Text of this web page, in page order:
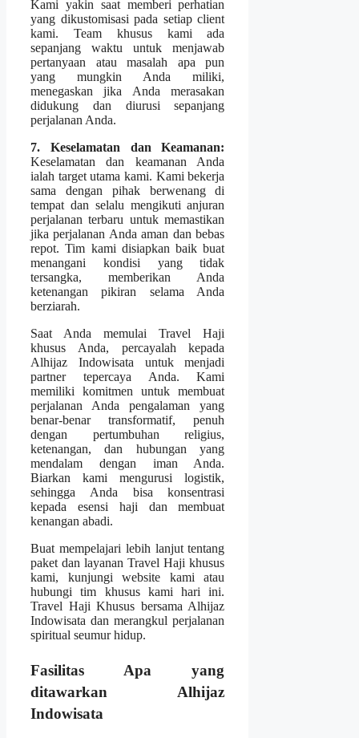
Kami yakin saat memberi perhatian
yang dikustomisasi pada setiap client
kami. Team khusus kami ada
sepanjang waktu untuk menjawab
pertanyaan atau masalah apa pun
yang mungkin Anda miliki,
menegaskan jika Anda merasakan
didukung dan diurusi sepanjang
perjalanan Anda.
7. Keselamatan dan Keamanan:
Keselamatan dan keamanan Anda
ialah target utama kami. Kami bekerja
sama dengan pihak berwenang di
tempat dan selalu mengikuti anjuran
perjalanan terbaru untuk memastikan
jika perjalanan Anda aman dan bebas
repot. Tim kami disiapkan baik buat
menangani kondisi yang tidak
tersangka, memberikan Anda
ketenangan pikiran selama Anda
berziarah.
Saat Anda memulai Travel Haji
khusus Anda, percayalah kepada
Alhijaz Indowisata untuk menjadi
partner tepercaya Anda. Kami
memiliki komitmen untuk membuat
perjalanan Anda pengalaman yang
benar-benar transformatif, penuh
dengan pertumbuhan religius,
ketenangan, dan hubungan yang
mendalam dengan iman Anda.
Biarkan kami mengurusi logistik,
sehingga Anda bisa konsentrasi
kepada esensi haji dan membuat
kenangan abadi.
Buat mempelajari lebih lanjut tentang
paket dan layanan Travel Haji khusus
kami, kunjungi website kami atau
hubungi tim khusus kami hari ini.
Travel Haji Khusus bersama Alhijaz
Indowisata dan merangkul perjalanan
spiritual seumur hidup.
Fasilitas Apa yang
ditawarkan Alhijaz
Indowisata